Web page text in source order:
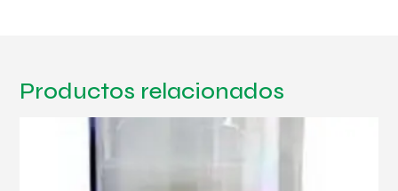
Productos relacionados